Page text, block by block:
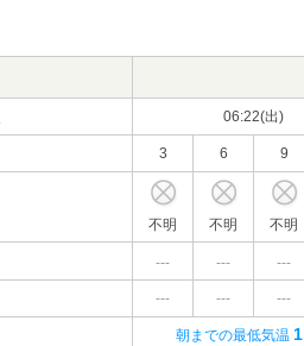
06:22(出)
3 6 9
不明 不明 不明
--- --- ---
--- --- ---
朝までの最低気温